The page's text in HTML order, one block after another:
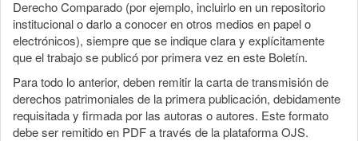
Derecho Comparado (por ejemplo, incluirlo en un repositorio
institucional o darlo a conocer en otros medios en papel o
electrónicos), siempre que se indique clara y explícitamente
que el trabajo se publicó por primera vez en este Boletín.
Para todo lo anterior, deben remitir la carta de transmisión de
derechos patrimoniales de la primera publicación, debidamente
requisitada y firmada por las autoras o autores. Este formato
debe ser remitido en PDF a través de la plataforma OJS.